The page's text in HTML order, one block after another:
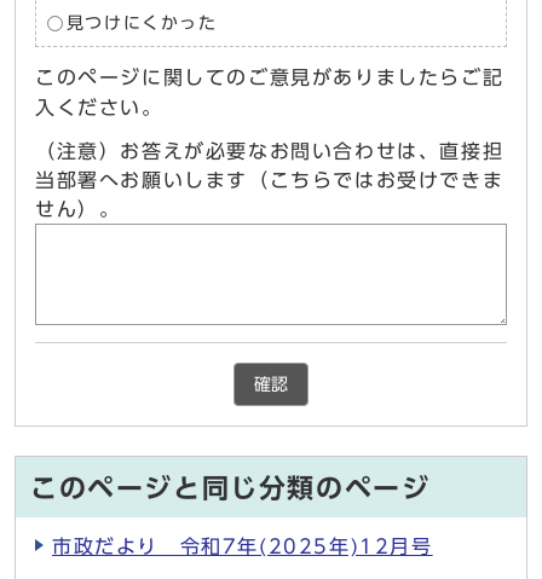
見つけにくかった
このページに関してのご意見がありましたらご記
入ください。
（注意）お答えが必要なお問い合わせは、直接担
当部署へお願いします（こちらではお受けできま
せん）。
確認
このページと同じ分類のページ
市政だより 令和7年(2025年)12月号